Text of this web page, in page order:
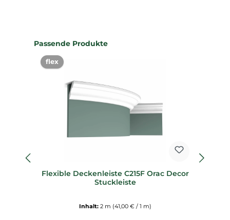
Produktgalerie überspringen
Passende Produkte
flex
Flexible Deckenleiste C215F Orac Decor
Stuckleiste
Inhalt: 2 m (41,00 € / 1 m)